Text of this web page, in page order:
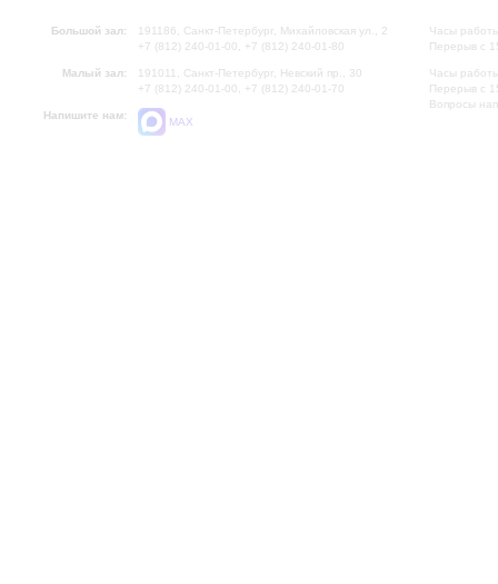
Большой зал:
191186, Санкт-Петербург, Михайловская ул., 2
+7 (812) 240-01-00, +7 (812) 240-01-80
Малый зал:
191011, Санкт-Петербург, Невский пр., 30
+7 (812) 240-01-00, +7 (812) 240-01-70
Напишите нам:
MAX
Часы
Перерыв с
Часы
Перерыв с
Вопросы